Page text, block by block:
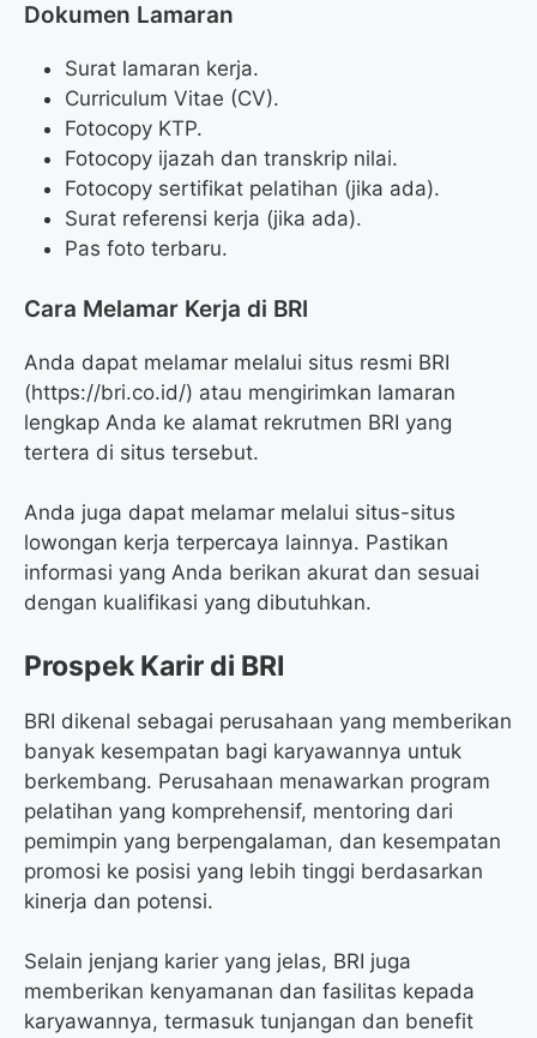
Dokumen Lamaran
Surat lamaran kerja.
Curriculum Vitae (CV).
Fotocopy KTP.
Fotocopy ijazah dan transkrip nilai.
Fotocopy sertifikat pelatihan (jika ada).
Surat referensi kerja (jika ada).
Pas foto terbaru.
Cara Melamar Kerja di BRI
Anda dapat melamar melalui situs resmi BRI
(https://bri.co.id/) atau mengirimkan lamaran
lengkap Anda ke alamat rekrutmen BRI yang
tertera di situs tersebut.
Anda juga dapat melamar melalui situs-situs
lowongan kerja terpercaya lainnya. Pastikan
informasi yang Anda berikan akurat dan sesuai
dengan kualifikasi yang dibutuhkan.
Prospek Karir di BRI
BRI dikenal sebagai perusahaan yang memberikan
banyak kesempatan bagi karyawannya untuk
berkembang. Perusahaan menawarkan program
pelatihan yang komprehensif, mentoring dari
pemimpin yang berpengalaman, dan kesempatan
promosi ke posisi yang lebih tinggi berdasarkan
kinerja dan potensi.
Selain jenjang karier yang jelas, BRI juga
memberikan kenyamanan dan fasilitas kepada
karyawannya, termasuk tunjangan dan benefit